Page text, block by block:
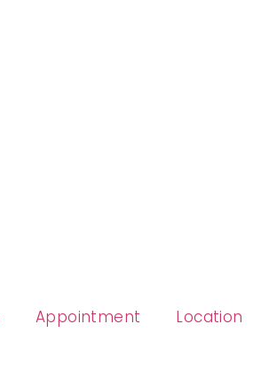
Appointment Location